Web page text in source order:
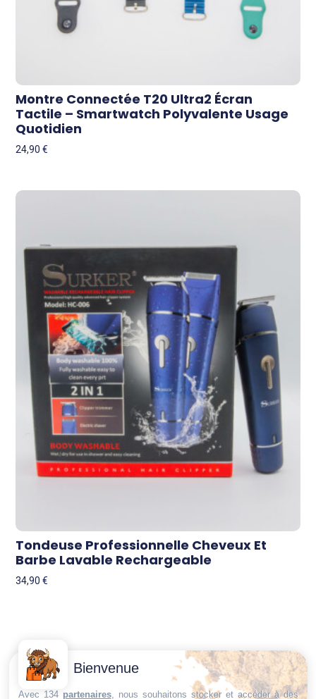
Montre Connectée T20 Ultra2 Écran
Tactile – Smartwatch Polyvalente Usage
Quotidien
24,90€
Tondeuse Professionnelle Cheveux Et
Barbe Lavable Rechargeable
34,90€
Trouvez ce qu'il vous faut,
Conditions
générales
de vente
Contactez-
Nous
Email:
Bienvenue
Avec 134 partenaires, nous souhaitons stocker et accéder à des